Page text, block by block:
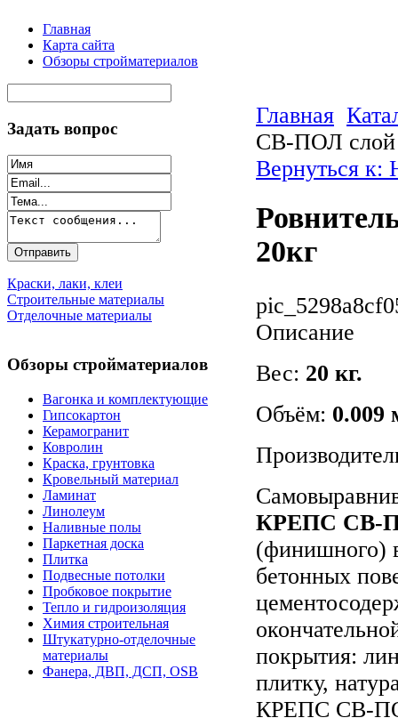
Главная
Карта сайта
Обзоры стройматериалов
Задать вопрос
Краски, лаки, клеи
Строительные материалы
Отделочные материалы
Обзоры стройматериалов
Вагонка и комплектующие
Гипсокартон
Керамогранит
Ковролин
Краска, грунтовка
Кровельный материал
Ламинат
Линолеум
Наливные полы
Паркетная доска
Плитка
Подвесные потолки
Пробковое покрытие
Тепло и гидроизоляция
Химия строительная
Штукатурно-отделочные
материалы
Фанера, ДВП, ДСП, OSB
Главная
СВ-ПОЛ слой
Вернуться к:
20кг
Описание
Вес: 20 кг.
Объём: 0.009
КРЕПС СВ-
(финишного)
бетонных
покрытия:
плитку,
КРЕПС СВ-